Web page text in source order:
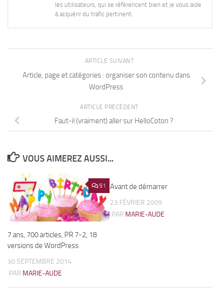
les utilisateurs, qui se référencent bien et je vous aide
à acquérir du trafic pertinent.
ARTICLE SUIVANT
Article, page et catégories : organiser son contenu dans
WordPress
ARTICLE PRÉCÉDENT
Faut-il (vraiment) aller sur HelloCoton ?
VOUS AIMEREZ AUSSI...
51
7 ans, 700 articles, PR 7-2, 18
versions de WordPress
30 SEPTEMBRE 2014
PAR MARIE-AUDE
Avant de démarrer
23 FÉVRIER 2009
PAR MARIE-AUDE